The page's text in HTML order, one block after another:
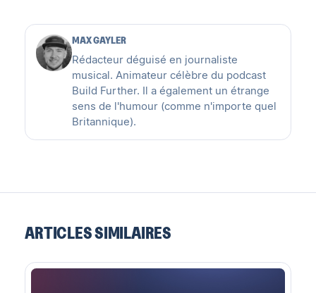
MAX GAYLER
Rédacteur déguisé en journaliste
musical. Animateur célèbre du podcast
Build Further. Il a également un étrange
sens de l'humour (comme n'importe quel
Britannique).
ARTICLES SIMILAIRES